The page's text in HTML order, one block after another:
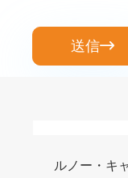
送信
ルノー・キ